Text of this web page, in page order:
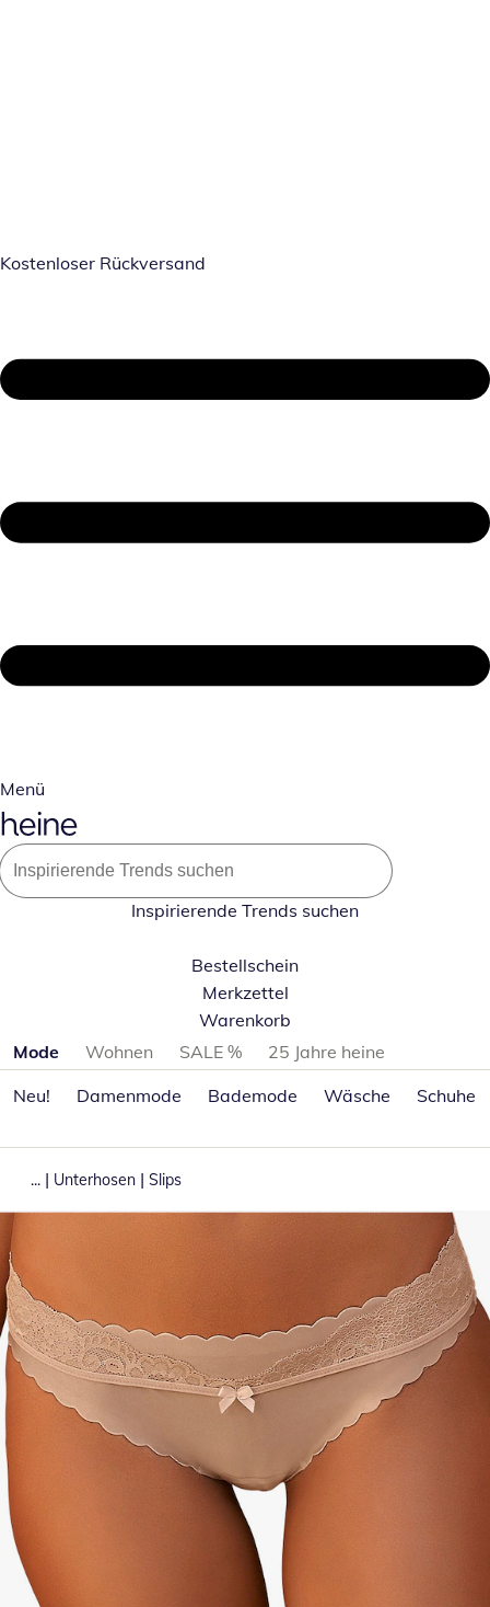
Kostenloser Rückversand
Menü
Inspirierende Trends suchen
Bestellschein
Merkzettel
Warenkorb
Produktkategorien überspringen
Mode Wohnen SALE %
25 Jahre heine
Neu!
Damenmode Bademode Wäsche Schuhe
... | Unterhosen | Slips